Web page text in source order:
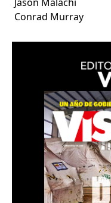
Conrad Murray